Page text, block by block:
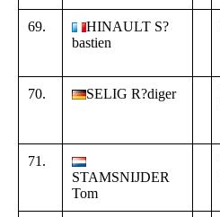
69.
HINAULT S?
bastien
70. SELIG R?diger
71.
STAMSNIJDER
Tom